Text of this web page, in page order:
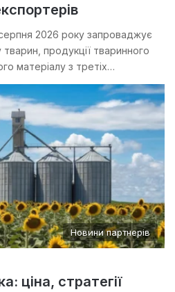
2026 року запроваджує
продукції тваринного
матеріалу з третіх…
Новини партнерів
ціна, стратегії